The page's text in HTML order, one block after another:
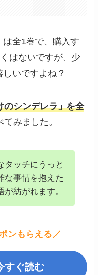
は全1巻で、購入す
はないですが、少
いですよね？
のシンデレラ」を全
てみました。
タッチにうっと
な事情を抱えた
紡がれます。
ンもらえる／
すぐ読む